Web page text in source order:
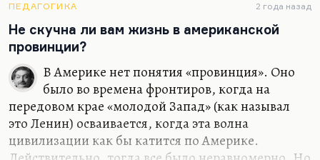
сожалению, любовных историй в современной
России в современном кино. Понимаете, всех
ведь обычно занимает история гендерной
идентичности, которая, по-моему, совсем
неинтересна. Людей занимает проблема как
совместить, условно говоря, секс и отношения.
Как в «Интиме», например: возможен ли секс
без…
ПЕДАГОГИКА 2 года назад
Не скучна ли вам жизнь в американской
провинции?
В Америке нет понятия «провинция». Оно
было во времена фронтиров, когда на
передовом крае «молодой Запад» (как называл
это Ленин) осваивается, когда эта волна
цивилизации как бы катится по Америке.